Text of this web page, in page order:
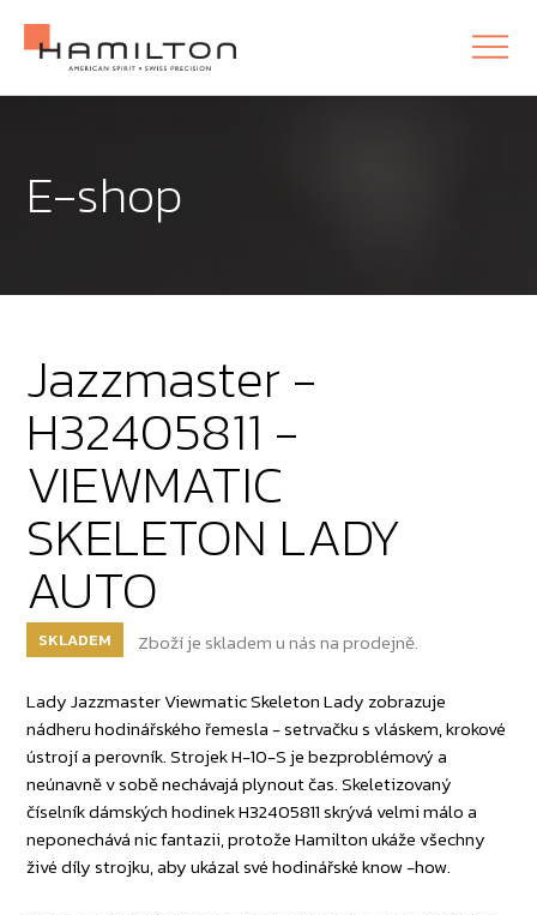
E-shop
Jazzmaster -
H32405811 -
VIEWMATIC
SKELETON LADY
AUTO
SKLADEM Zboží je skladem u nás na prodejně.
Lady Jazzmaster Viewmatic Skeleton Lady zobrazuje
nádheru hodinářského řemesla - setrvačku s vláskem, krokové
ústrojí a perovník. Strojek H-10-S je bezproblémový a
neúnavně v sobě nechávajá plynout čas. Skeletizovaný
číselník dámských hodinek H32405811 skrývá velmi málo a
neponechává nic fantazii, protože Hamilton ukáže všechny
živé díly strojku, aby ukázal své hodinářské know -how.